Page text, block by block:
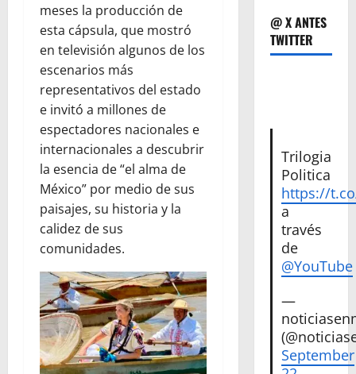
meses la producción de
esta cápsula, que mostró
en televisión algunos de los
escenarios más
representativos del estado
e invitó a millones de
espectadores nacionales e
internacionales a descubrir
la esencia de “el alma de
México” por medio de sus
paisajes, su historia y la
calidez de sus
comunidades.
@ X ANTES
TWITTER
Trilogia
Politica
https://
a
través
de
@YouTube
—
September